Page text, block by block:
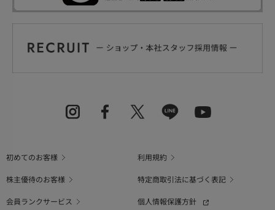
初めてのお客様
利用規約
株主優待のお客様
特定商取引法に基づく表記
会員ランクサービス
個人情報保護方針